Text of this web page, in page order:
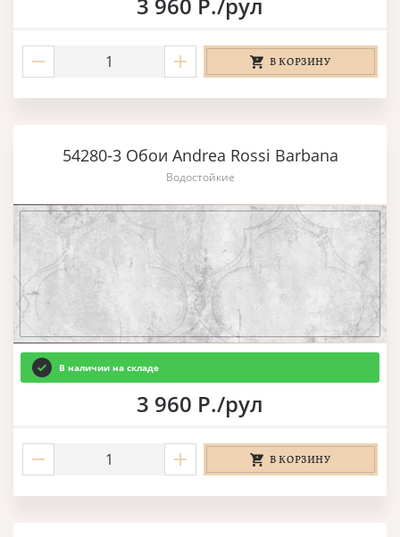
В КОРЗИНУ
54280-3 Обои Andrea Rossi Barbana
Водостойкие
В наличии на складе
3 960 Р./рул
В КОРЗИНУ